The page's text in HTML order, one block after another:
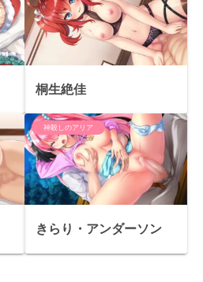
桐生絶佳
神殺しのアリア
きらり・アンダーソン